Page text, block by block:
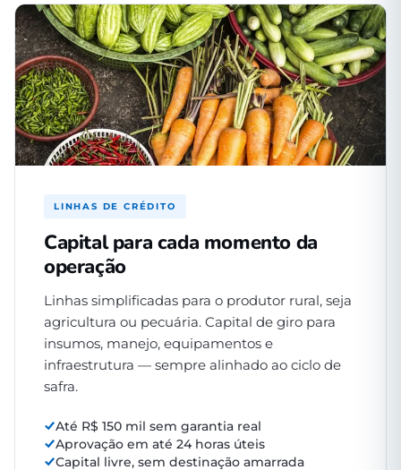
LINHAS DE CRÉDITO
Capital para cada momento da
operação
Linhas simplificadas para o produtor rural, seja
agricultura ou pecuária. Capital de giro para
insumos, manejo, equipamentos e
infraestrutura — sempre alinhado ao ciclo de
safra.
Até R$ 150 mil sem garantia real
Aprovação em até 24 horas úteis
Capital livre, sem destinação amarrada